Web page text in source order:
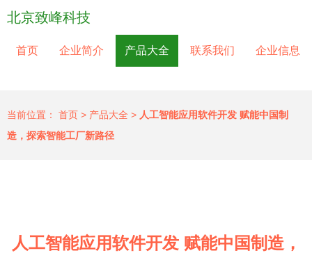
北京致峰科技
首页 企业简介 产品大全 联系我们 企业信息
当前位置： 首页 > 产品大全 > 人工智能应用软件开发 赋能中国制
造，探索智能工厂新路径
人工智能应用软件开发 赋能中国制造，